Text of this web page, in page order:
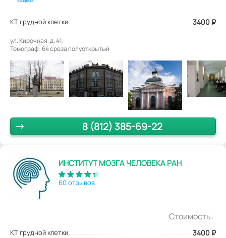
КТ грудной клетки 3400 ₽
ул. Кирочная, д. 41.
Томограф: 64 среза полуоткрытый
8 (812) 385-69-22
ИНСТИТУТ МОЗГА ЧЕЛОВЕКА РАН
60 отзывов
Стоимость:
КТ грудной клетки 3400 ₽